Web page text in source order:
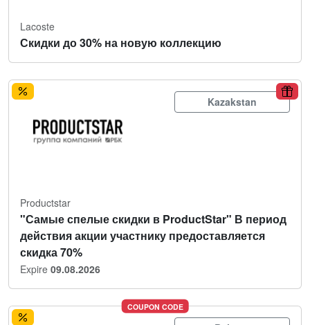
Lacoste
Скидки до 30% на новую коллекцию
Kazakstan
Productstar
"Самые спелые скидки в ProductStar" В период
действия акции участнику предоставляется
скидка 70%
Expire 09.08.2026
COUPON CODE